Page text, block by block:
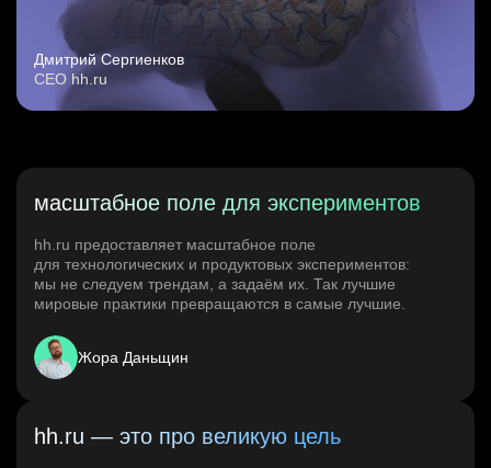
Дмитрий Сергиенков
CEO hh.ru
масштабное поле для экспериментов
hh.ru предоставляет масштабное поле
для технологических и продуктовых экспериментов:
мы не следуем трендам, а задаём их. Так лучшие
мировые практики превращаются в самые лучшие.
Жора Даньщин
hh.ru — это про великую цель